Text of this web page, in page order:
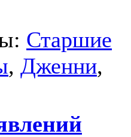
Старшие
, Дженни,